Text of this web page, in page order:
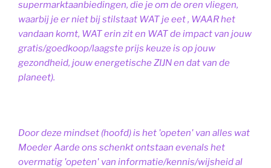
supermarktaanbiedingen, die je om de oren vliegen,
waarbij je er niet bij stilstaat WAT je eet , WAAR het
vandaan komt, WAT erin zit en WAT de impact van jouw
gratis/goedkoop/laagste prijs keuze is op jouw
gezondheid, jouw energetische ZIJN en dat van de
planeet).
Door deze mindset (hoofd) is het 'opeten' van alles wat
Moeder Aarde ons schenkt ontstaan evenals het
overmatig 'opeten' van informatie/kennis/wijsheid al